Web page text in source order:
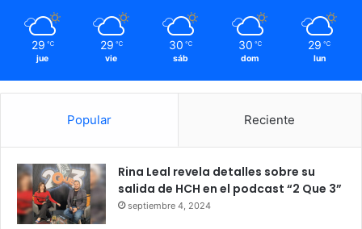
29 ℃
jue
29 ℃
vie
30 ℃
sáb
30 ℃
dom
29 ℃
lun
Popular Reciente
Rina Leal revela detalles sobre su
salida de HCH en el podcast “2 Que 3”
septiembre 4, 2024